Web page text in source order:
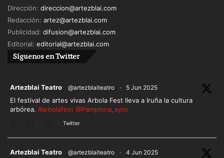
silbaron o desertaron los más exigentes,
partidarios de espectáculos grecolatinos de
calidad.
José Manuel Villafaina
Dirección: direccion@artezblai.com
Redacción: artez@artezblai.com
Publicidad: difusion@artezblai.com
Editorial: editorial@artezblai.com
Síguenos en Twitter
Artezblai Teatro @artezblaiteatro · 5 Jun 2025
El festival de artes vivas Arbola Fest lleva a Iruña la cultura
arbórea. #arbolafest @Pamplona_ayto
Twitter
Artezblai Teatro @artezblaiteatro · 4 Jun 2025